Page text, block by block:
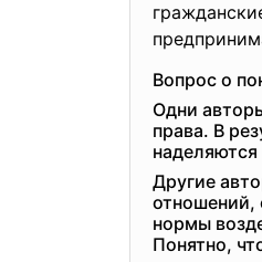
Вопрос о
Одни
права. В
Другие
отношений,
нормы
Понятно,